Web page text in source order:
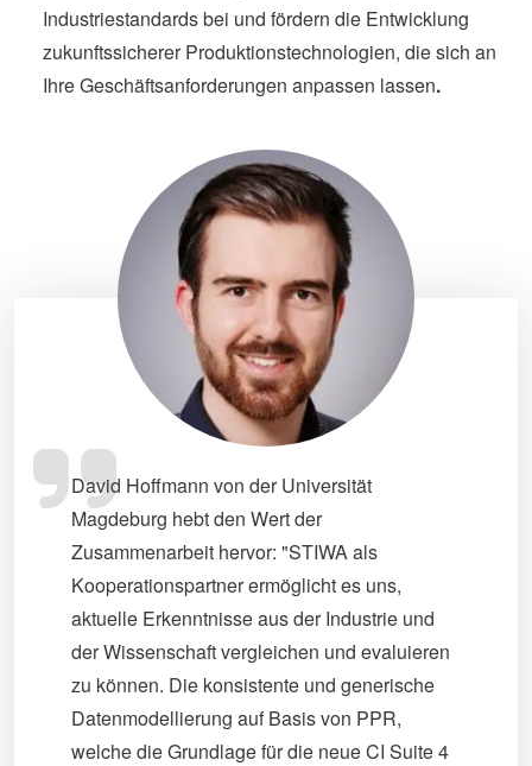
Industriestandards bei und fördern die Entwicklung
zukunftssicherer Produktionstechnologien, die sich an
Ihre Geschäftsanforderungen anpassen lassen.
David Hoffmann von der Universität
Magdeburg hebt den Wert der
Zusammenarbeit hervor: "STIWA als
Kooperationspartner ermöglicht es uns,
aktuelle Erkenntnisse aus der Industrie und
der Wissenschaft vergleichen und evaluieren
zu können. Die konsistente und generische
Datenmodellierung auf Basis von PPR,
welche die Grundlage für die neue CI Suite 4